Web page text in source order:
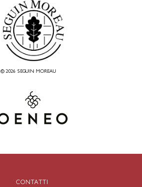
© 2026 SEGUIN MOREAU
CONTATTI